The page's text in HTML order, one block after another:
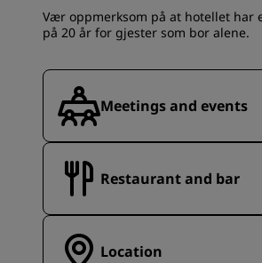
Vær oppmerksom på at hotellet har
på 20 år for gjester som bor alene.
Meetings and events
Restaurant and bar
Location